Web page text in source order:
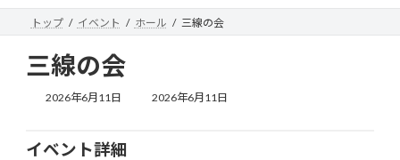
プ
動
トップ イベント ホール 三線の会
三線の会
2026年6月11日
最
2026年6月11日
イベント詳細